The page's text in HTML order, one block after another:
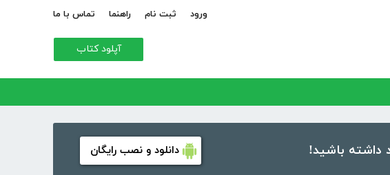
ورود ثبت نام راهنما تماس با ما
آپلود کتاب
دانلود و نصب رایگان